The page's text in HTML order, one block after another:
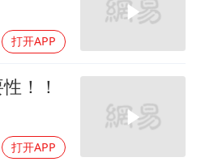
打开APP
！！
打开APP